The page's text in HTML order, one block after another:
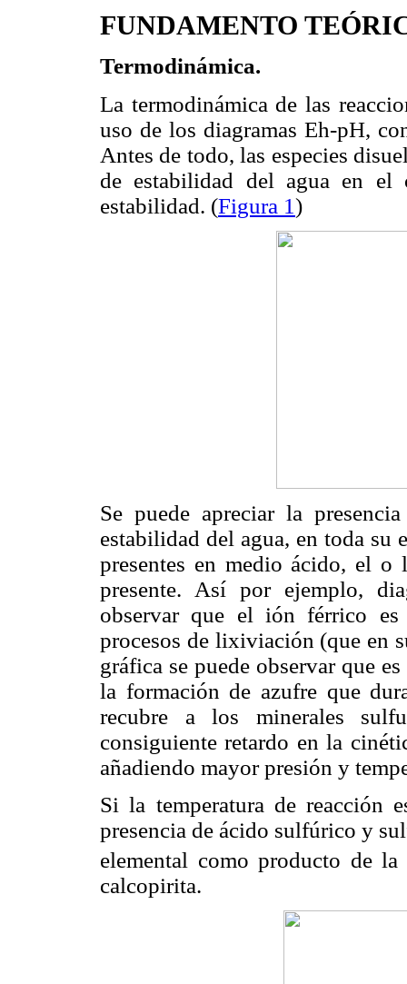
FUNDAMENTO
Termodinámica.
La termodinámica de las
uso de los diagramas Eh-pH,
Antes de todo, las especies
de estabilidad del agua en el
estabilidad. (Figura 1)
Se puede apreciar la
estabilidad del agua, en toda su
presentes en medio ácido, el
presente. Así por ejemplo,
observar que el ión férrico
procesos de lixiviación (que en
gráfica se puede observar que
la formación de azufre que
recubre a los minerales
consiguiente retardo en la
añadiendo mayor presión y
Si la temperatura de reacción
presencia de ácido sulfúrico y
elemental como producto de
calcopirita.